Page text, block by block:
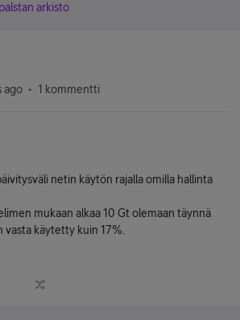
arkisto
ago 1 kommentti
netin käytön rajalla omilla hallinta
mukaan alkaa 10 Gt olemaan täynnä
vasta käytetty kuin 17%.